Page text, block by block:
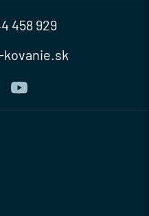
458 929
kovanie.sk